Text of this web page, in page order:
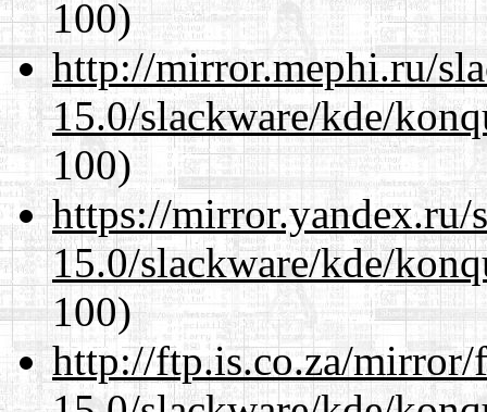
100)
http://mirror.mephi.ru/
15.0/slackware/kde/
100)
https://mirror.yandex.ru/
15.0/slackware/kde/
100)
http://ftp.is.co.za/mirror/